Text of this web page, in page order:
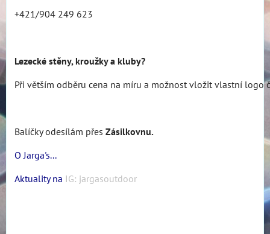
+421/904 249 623
Lezecké stěny, kroužky a kluby?
Při větším odběru cena na míru a možnost vložit vlastní logo
Balíčky odesílám přes Zásilkovnu.
O Jarga's...
Aktuality na IG: jargasoutdoor